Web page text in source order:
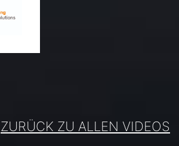
ZURÜCK ZU ALLEN VIDEOS